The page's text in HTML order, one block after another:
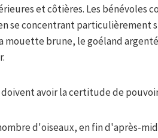
et côtières. Les bénévoles
se concentrant particulièrement
brune, le goéland
avoir la certitude de
d'oiseaux, en fin d'après-